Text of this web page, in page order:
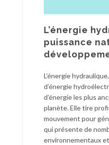
L’énergie
puissance
L’énergie
d’énergie
d’énergie les plus
planète. Elle tire
mouvement pour
qui présente de
environnementaux